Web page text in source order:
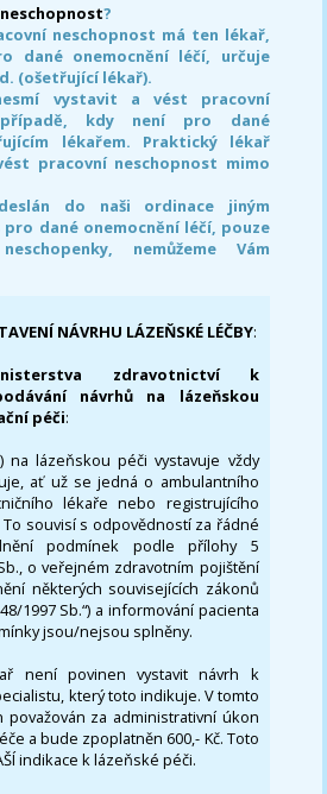
?
neschopnost má ten lékař,
dané onemocnění léčí, určuje
(ošetřující lékař).
vystavit a vést pracovní
kdy není pro dané
lékařem. Praktický lékař
pracovní neschopnost mimo
do naši ordinace jiným
dané onemocnění léčí, pouze
nemůžeme Vám
NÁVRHU LÁZEŇSKÉ LÉČBY:
zdravotnictví k
návrhů na lázeňskou
péči:
na lázeňskou péči vystavuje vždy
ať už se jedná o ambulantního
lékaře nebo registrujícího
souvisí s odpovědností za řádné
podmínek podle přílohy 5
o veřejném zdravotním pojištění
některých souvisejících zákonů
1997 Sb.“) a informování pacienta
jsou/nejsou splněny.
není povinen vystavit návrh k
který toto indikuje. V tomto
za administrativní úkon
a bude zpoplatněn 600,- Kč. Toto
indikace k lázeňské péči.